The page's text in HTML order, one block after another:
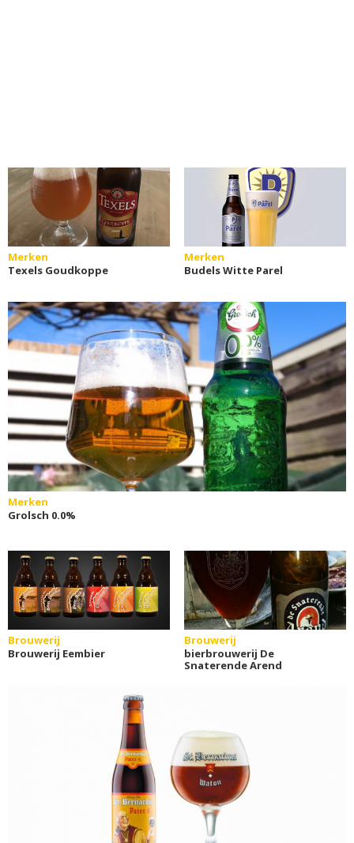
Merken
Texels Goudkoppe
Merken
Budels Witte Parel
Merken
Grolsch 0.0%
Brouwerij
Brouwerij Eembier
Brouwerij
bierbrouwerij De
Snaterende Arend